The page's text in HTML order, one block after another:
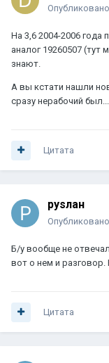
На 3,6 2004-2006 года
аналог 19260507 (тут
знают.
А вы кстати нашли
сразу нерабочий был...
Цитата
руsлан
Б/у вообще не
вот о нем и разговор.
Цитата